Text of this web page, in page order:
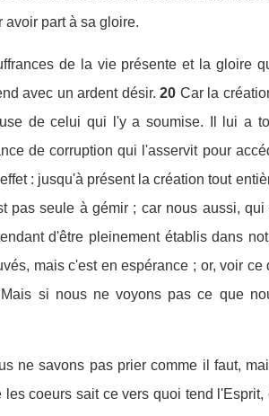
part à sa gloire.
de la vie présente et la gloire
avec un ardent désir. 20 Car la
de celui qui l'y a soumise. Il lui a
de corruption qui l'asservit pour
: jusqu'à présent la création tout
pas seule à gémir ; car nous aussi,
d'être pleinement établis dans
mais c'est en espérance ; or, voir ce
Mais si nous ne voyons pas ce que
ne savons pas prier comme il faut,
les coeurs sait ce vers quoi tend l'Esprit,